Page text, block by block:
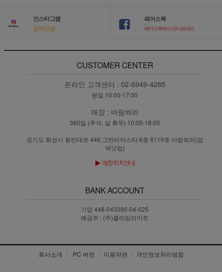
인스타그램
-
암벽닷컴
페이스북
-
페이스북에서 만나보세요
CUSTOMER CENTER
온라인 고객센터 : 02-6949-4285
평일 10:00-17:00
매장 : 바람쐬러
360일 (추석, 설 휴무) 10:00-18:00
경기도 화성시 동탄대로 446 그란비아스타 6층 6119호 바람쐬러(암
벽닷컴)
BANK ACCOUNT
기업 448-043390-04-025
예금주 : (주)클라임라이트
회사소개 PC 버전 이용약관 개인정보처리방침